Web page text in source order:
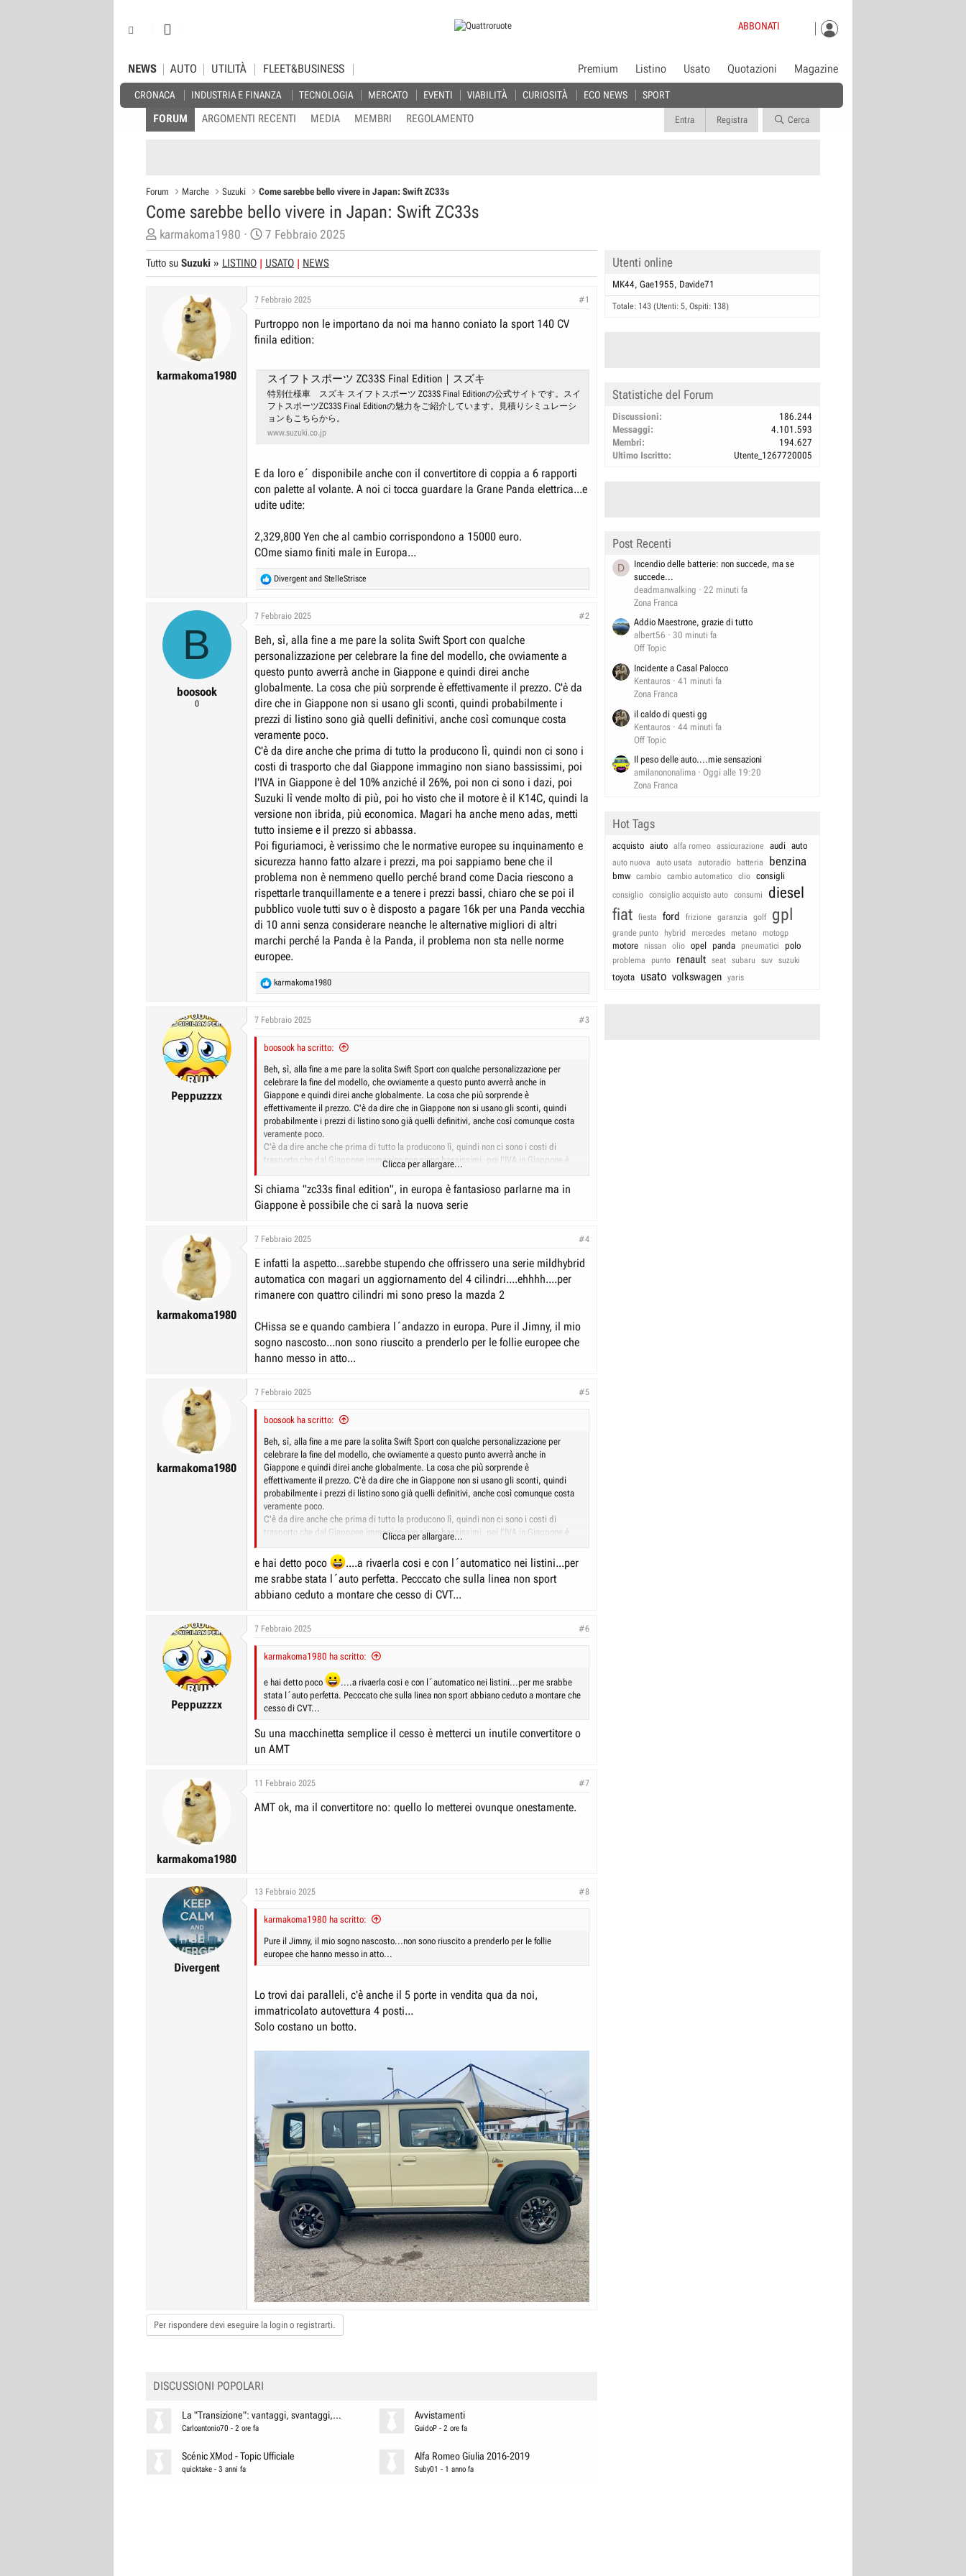
ABBONATI
NEWS
CRONACA INDUSTRIA E FINANZA TECNOLOGIA MERCATO EVENTI VIABILITÀ CURIOSITÀ ECO NEWS SPORT
AUTO UTILITÀ FLEET&BUSINESS Premium Listino Usato Quotazioni Magazine
FORUM ARGOMENTI RECENTI MEDIA MEMBRI REGOLAMENTO Entra Registra Cerca
Forum Marche Suzuki Come sarebbe bello vivere in Japan: Swift ZC33s
Come sarebbe bello vivere in Japan: Swift ZC33s
C
r
e
D
karmakoma1980
D
a
t
d
i
I
z
o
7 Febbraio 2025
Tutto su Suzuki » LISTINO USATO NEWS
karmakoma1980
7 Febbraio 2025 #1
Purtroppo non le importano da noi ma hanno coniato la sport 140 CV
finila edition:
スイフトスポーツ ZC33S Final Edition｜スズキ
特別仕様車 スズキ スイフトスポーツ ZC33S Final Editionの公式サイトです。スイ
フトスポーツZC33S Final Editionの魅力をご紹介しています。見積りシミュレーシ
ョンもこちらから。
www.suzuki.co.jp
E da loro e´ disponibile anche con il convertitore di coppia a 6 rapporti
con palette al volante. A noi ci tocca guardare la Grane Panda elettrica...e
udite udite:
2,329,800 Yen che al cambio corrispondono a 15000 euro.
COme siamo finiti male in Europa...
R
e
c
o
n
s
:
Divergent and StelleStrisce
B
boosook
0
7 Febbraio 2025 #2
Beh, sì, alla fine a me pare la solita Swift Sport con qualche
personalizzazione per celebrare la fine del modello, che ovviamente a
questo punto avverrà anche in Giappone e quindi direi anche
globalmente. La cosa che più sorprende è effettivamente il prezzo. C'è da
dire che in Giappone non si usano gli sconti, quindi probabilmente i
prezzi di listino sono già quelli definitivi, anche così comunque costa
veramente poco.
C'è da dire anche che prima di tutto la producono lì, quindi non ci sono i
costi di trasporto che dal Giappone immagino non siano bassissimi, poi
l'IVA in Giappone è del 10% anziché il 26%, poi non ci sono i dazi, poi
Suzuki lì vende molto di più, poi ho visto che il motore è il K14C, quindi la
versione non ibrida, più economica. Magari ha anche meno adas, metti
tutto insieme e il prezzo si abbassa.
Poi figuriamoci, è verissimo che le normative europee su inquinamento e
sicurezza hanno fatto alzare i prezzi, ma poi sappiamo bene che il
problema non è nemmeno quello perché brand come Dacia riescono a
rispettarle tranquillamente e a tenere i prezzi bassi, chiaro che se poi il
pubblico vuole tutti suv o è disposto a pagare 16k per una Panda vecchia
di 10 anni senza considerare neanche le alternative migliori di altri
marchi perché la Panda è la Panda, il problema non sta nelle norme
europee.
R
e
c
n
s
:
karmakoma1980
Peppuzzzx
7 Febbraio 2025 #3
boosook ha scritto:
Beh, sì, alla fine a me pare la solita Swift Sport con qualche personalizzazione per
celebrare la fine del modello, che ovviamente a questo punto avverrà anche in
Giappone e quindi direi anche globalmente. La cosa che più sorprende è
effettivamente il prezzo. C'è da dire che in Giappone non si usano gli sconti, quindi
probabilmente i prezzi di listino sono già quelli definitivi, anche così comunque costa
veramente poco.
C'è da dire anche che prima di tutto la producono lì, quindi non ci sono i costi di
trasporto che dal Giappone immagino non siano bassissimi, poi l'IVA in Giappone è
del 10% anziché il 26%, poi non ci sono i dazi, poi Suzuki lì vende molto di più, poi ho
visto che il motore è il K14C, quindi la versione non ibrida, più economica. Magari ha
anche meno adas, metti tutto insieme e il prezzo si abbassa.
Poi figuriamoci, è verissimo che le normative europee su inquinamento e sicurezza
quello perché brand come Dacia riescono a rispettarle tranquillamente e a tenere i
una Panda vecchia di 10 anni senza considerare neanche le alternative migliori di altri
marchi perché la Panda è la Panda, il problema non sta nelle norme europee.
Clicca per allargare...
Si chiama "zc33s final edition", in europa è fantasioso parlarne ma in
Giappone è possibile che ci sarà la nuova serie
karmakoma1980
7 Febbraio 2025 #4
E infatti la aspetto...sarebbe stupendo che offrissero una serie mildhybrid
automatica con magari un aggiornamento del 4 cilindri....ehhhh....per
rimanere con quattro cilindri mi sono preso la mazda 2
CHissa se e quando cambiera l´andazzo in europa. Pure il Jimny, il mio
sogno nascosto...non sono riuscito a prenderlo per le follie europee che
hanno messo in atto...
karmakoma1980
7 Febbraio 2025 #5
boosook ha scritto:
Beh, sì, alla fine a me pare la solita Swift Sport con qualche personalizzazione per
celebrare la fine del modello, che ovviamente a questo punto avverrà anche in
Giappone e quindi direi anche globalmente. La cosa che più sorprende è
effettivamente il prezzo. C'è da dire che in Giappone non si usano gli sconti, quindi
probabilmente i prezzi di listino sono già quelli definitivi, anche così comunque costa
veramente poco.
C'è da dire anche che prima di tutto la producono lì, quindi non ci sono i costi di
trasporto che dal Giappone immagino non siano bassissimi, poi l'IVA in Giappone è
del 10% anziché il 26%, poi non ci sono i dazi, poi Suzuki lì vende molto di più, poi ho
visto che il motore è il K14C, quindi la versione non ibrida, più economica. Magari ha
anche meno adas, metti tutto insieme e il prezzo si abbassa.
Poi figuriamoci, è verissimo che le normative europee su inquinamento e sicurezza
hanno fatto alzare i prezzi, ma poi sappiamo bene che il problema non è nemmeno
prezzi bassi, chiaro che se poi il pubblico vuole tutti suv o è disposto a pagare 16k per
marchi perché la Panda è la Panda, il problema non sta nelle norme europee.
Clicca per allargare...
e hai detto poco
....a rivaerla cosi e con l´automatico nei listini...per
me srabbe stata l´auto perfetta. Pecccato che sulla linea non sport
abbiano ceduto a montare che cesso di CVT...
Peppuzzzx
7 Febbraio 2025 #6
karmakoma1980 ha scritto:
e hai detto poco
....a rivaerla cosi e con l´automatico nei listini...per me srabbe
stata l´auto perfetta. Pecccato che sulla linea non sport abbiano ceduto a montare che
cesso di CVT...
Su una macchinetta semplice il cesso è metterci un inutile convertitore o
un AMT
karmakoma1980
11 Febbraio 2025 #7
AMT ok, ma il convertitore no: quello lo metterei ovunque onestamente.
Divergent
13 Febbraio 2025 #8
karmakoma1980 ha scritto:
Pure il Jimny, il mio sogno nascosto...non sono riuscito a prenderlo per le follie
europee che hanno messo in atto...
Lo trovi dai paralleli, c'è anche il 5 porte in vendita qua da noi,
immatricolato autovettura 4 posti...
Solo costano un botto.
Per rispondere devi eseguire la login o registrarti.
DISCUSSIONI POPOLARI
La "Transizione": vantaggi, svantaggi,...
Carloantonio70 - 2 ore fa
Avvistamenti
GuidoP - 2 ore fa
Scénic XMod - Topic Ufficiale
quicktake - 3 anni fa
Alfa Romeo Giulia 2016-2019
Suby01 - 1 anno fa
Utenti online
MK44 Gae1955 Davide71
Totale: 143 (Utenti: 5, Ospiti: 138)
Statistiche del Forum
Discussioni
186.244
Messaggi
4.101.593
Membri
194.627
Ultimo Iscritto
Utente_1267720005
Post Recenti
D
Incendio delle batterie: non succede, ma se
succede...
deadmanwalking
22 minuti fa
Zona Franca
Addio Maestrone, grazie di tutto
albert56
30 minuti fa
Off Topic
Incidente a Casal Palocco
Kentauros
41 minuti fa
Zona Franca
il caldo di questi gg
Kentauros
44 minuti fa
Off Topic
Il peso delle auto....mie sensazioni
amilanononalima
Oggi alle 19:20
Zona Franca
Hot Tags
acquisto aiuto alfa romeo assicurazione audi auto
auto nuova auto usata autoradio batteria benzina
bmw cambio cambio automatico clio consigli
consiglio consiglio acquisto auto consumi diesel
fiat fiesta ford frizione garanzia golf gpl
grande punto hybrid mercedes metano motogp
motore nissan olio opel panda pneumatici polo
problema punto renault seat subaru suv suzuki
toyota usato volkswagen yaris